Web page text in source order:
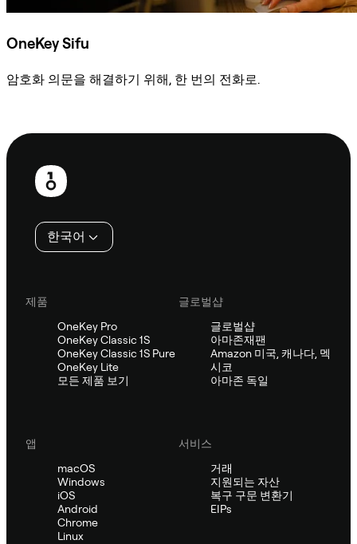
OneKey Sifu
암호화 의문을 해결하기 위해, 한 번의 전화로.
보
한국어
제품
OneKey Pro
OneKey Classic 1S
OneKey Classic 1S Pure
OneKey Lite
모든 제품 보기
글로벌샵
글로벌샵
아마존재팬
Amazon 미국, 캐나다, 멕
시코
아마존 독일
앱
macOS
Windows
iOS
Android
Chrome
Linux
서비스
거래
지원되는 자산
복구 구문 변환기
EIPs